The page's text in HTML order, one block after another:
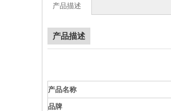
产品描述
产品描述
产品名称
品牌